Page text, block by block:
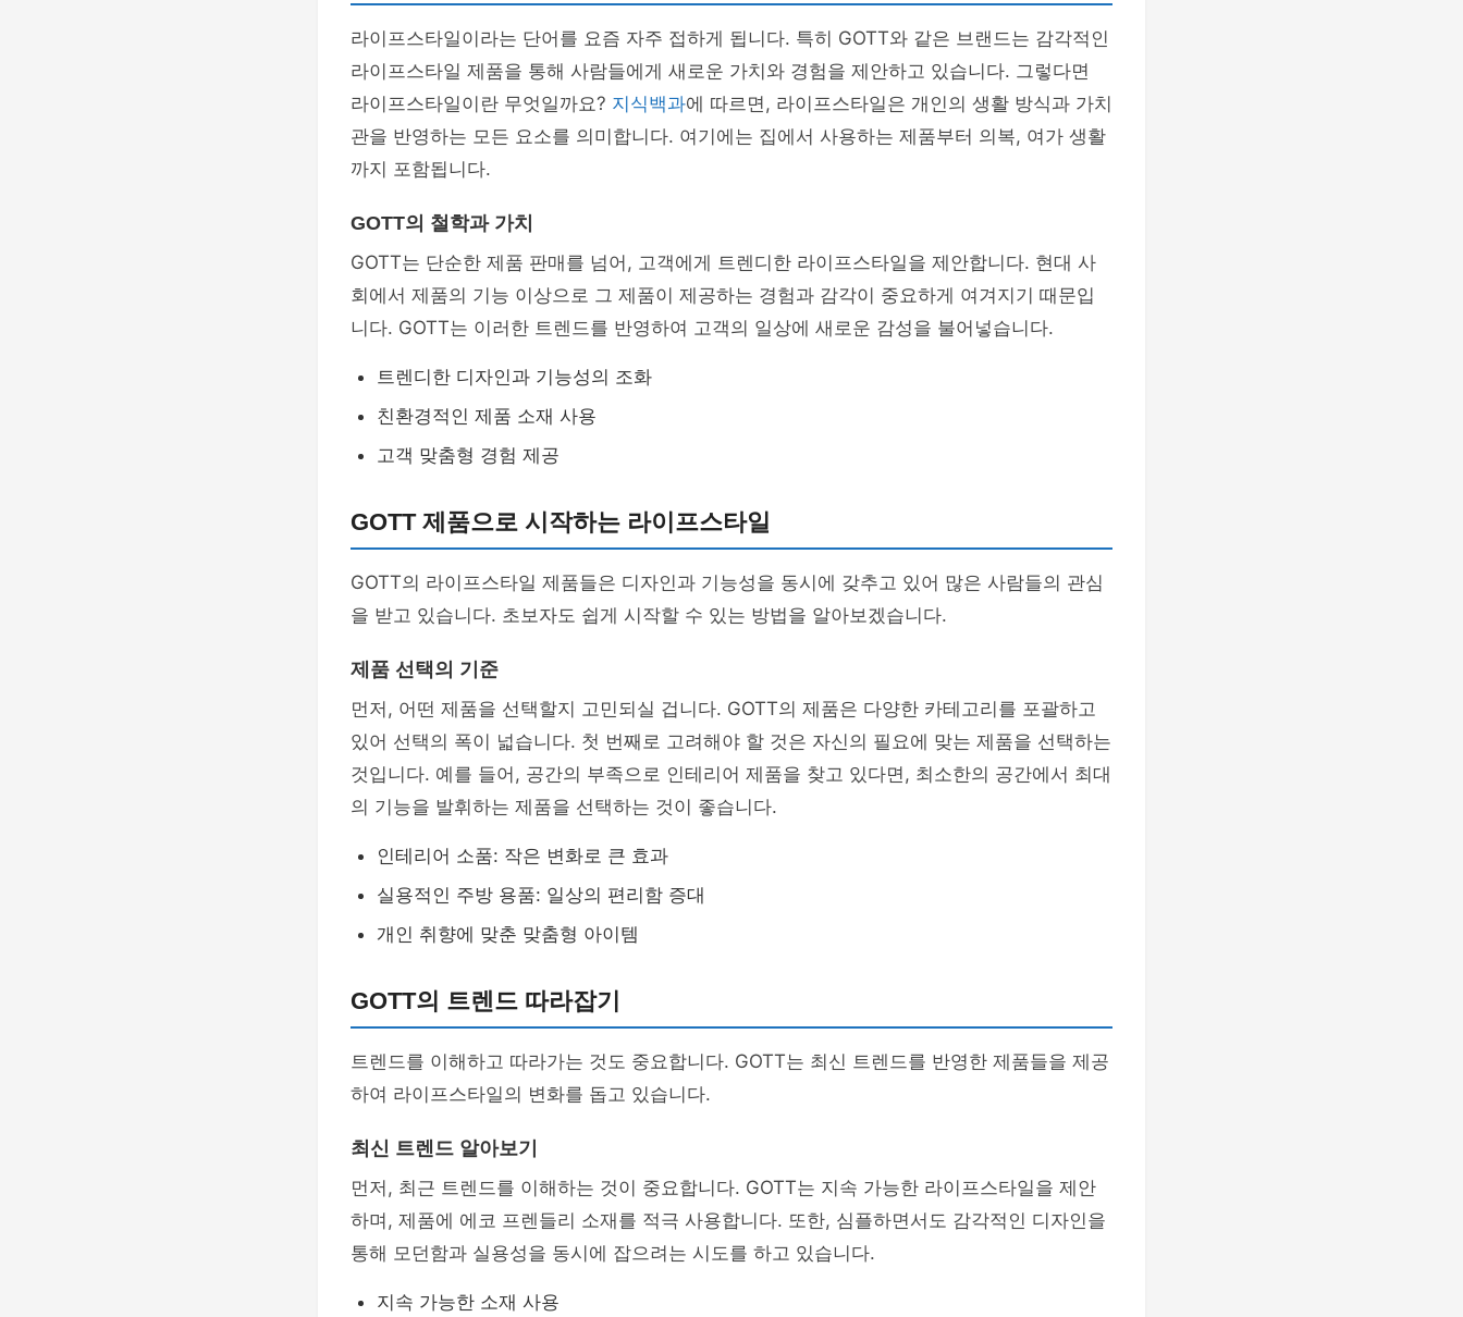
라이프스타일이라는 단어를 요즘 자주 접하게 됩니다. 특히 GOTT와 같은 브랜드는 감각적인
라이프스타일 제품을 통해 사람들에게 새로운 가치와 경험을 제안하고 있습니다. 그렇다면
라이프스타일이란 무엇일까요? 지식백과에 따르면, 라이프스타일은 개인의 생활 방식과 가치
관을 반영하는 모든 요소를 의미합니다. 여기에는 집에서 사용하는 제품부터 의복, 여가 생활
까지 포함됩니다.
GOTT의 철학과 가치
GOTT는 단순한 제품 판매를 넘어, 고객에게 트렌디한 라이프스타일을 제안합니다. 현대 사
회에서 제품의 기능 이상으로 그 제품이 제공하는 경험과 감각이 중요하게 여겨지기 때문입
니다. GOTT는 이러한 트렌드를 반영하여 고객의 일상에 새로운 감성을 불어넣습니다.
트렌디한 디자인과 기능성의 조화
친환경적인 제품 소재 사용
고객 맞춤형 경험 제공
GOTT 제품으로 시작하는 라이프스타일
GOTT의 라이프스타일 제품들은 디자인과 기능성을 동시에 갖추고 있어 많은 사람들의 관심
을 받고 있습니다. 초보자도 쉽게 시작할 수 있는 방법을 알아보겠습니다.
제품 선택의 기준
먼저, 어떤 제품을 선택할지 고민되실 겁니다. GOTT의 제품은 다양한 카테고리를 포괄하고
있어 선택의 폭이 넓습니다. 첫 번째로 고려해야 할 것은 자신의 필요에 맞는 제품을 선택하는
것입니다. 예를 들어, 공간의 부족으로 인테리어 제품을 찾고 있다면, 최소한의 공간에서 최대
의 기능을 발휘하는 제품을 선택하는 것이 좋습니다.
인테리어 소품: 작은 변화로 큰 효과
실용적인 주방 용품: 일상의 편리함 증대
개인 취향에 맞춘 맞춤형 아이템
GOTT의 트렌드 따라잡기
트렌드를 이해하고 따라가는 것도 중요합니다. GOTT는 최신 트렌드를 반영한 제품들을 제공
하여 라이프스타일의 변화를 돕고 있습니다.
최신 트렌드 알아보기
먼저, 최근 트렌드를 이해하는 것이 중요합니다. GOTT는 지속 가능한 라이프스타일을 제안
하며, 제품에 에코 프렌들리 소재를 적극 사용합니다. 또한, 심플하면서도 감각적인 디자인을
통해 모던함과 실용성을 동시에 잡으려는 시도를 하고 있습니다.
지속 가능한 소재 사용